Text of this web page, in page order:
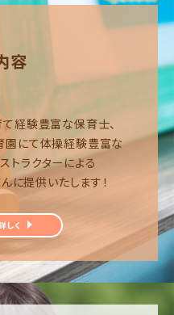
容
経験豊富な保育士、
園にて体操経験豊富な
トラクターによる
に提供いたします！
しく